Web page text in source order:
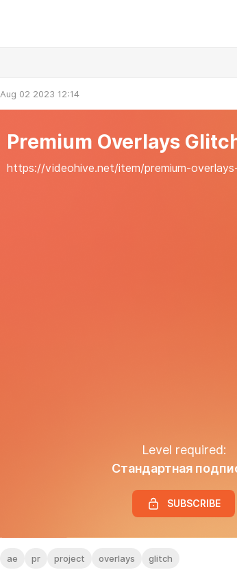
Aug 02 2023 12:14
Premium Overlays
https://videohive.net/item/premium-
Level required:
Стандартная
SUBSCRIBE
ae pr project overlays glitch